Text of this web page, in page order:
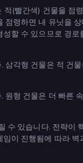
(빨간색) 건물을 점
점령하면 내 유닛을
할 수 있으므로 경로
삼각형 건물은 적 건
형 건물은 더 빠른
수 있습니다. 전략이
이 진행됨에 따라 벽